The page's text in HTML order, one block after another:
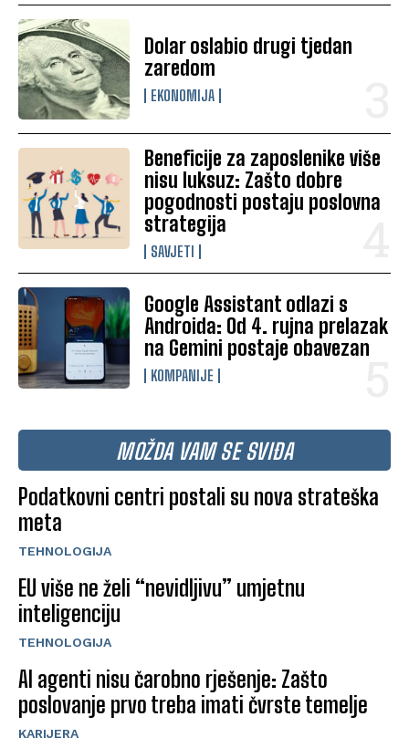
Dolar oslabio drugi tjedan
zaredom
EKONOMIJA
Beneficije za zaposlenike više
nisu luksuz: Zašto dobre
pogodnosti postaju poslovna
strategija
SAVJETI
Google Assistant odlazi s
Androida: Od 4. rujna prelazak
na Gemini postaje obavezan
KOMPANIJE
MOŽDA VAM SE SVIĐA
Podatkovni centri postali su nova strateška
meta
TEHNOLOGIJA
EU više ne želi “nevidljivu” umjetnu
inteligenciju
TEHNOLOGIJA
AI agenti nisu čarobno rješenje: Zašto
poslovanje prvo treba imati čvrste temelje
KARIJERA